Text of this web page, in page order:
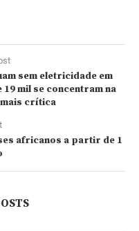
sem eletricidade em
mil se concentram na
crítica
africanos a partir de 1